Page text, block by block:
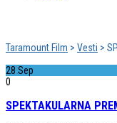
Taramount Film > Vesti >
28 Sep
0
SPEKTAKULARNA